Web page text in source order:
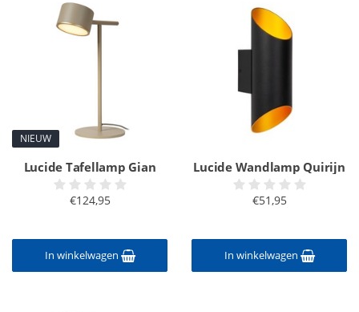
NIEUW
Lucide Tafellamp Gian
€124,95
In winkelwagen
Lucide Wandlamp Quirijn
€51,95
In winkelwagen